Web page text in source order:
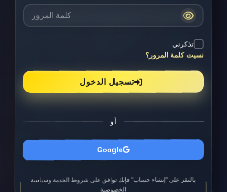
تذكرني
نسيت كلمة المرور؟
تسجيل الدخول
أو
Google
بالنقر على "إنشاء حساب" فإنك توافق على شروط الخدمة وسياسة